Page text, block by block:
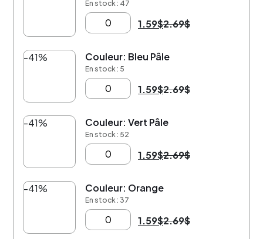
En stock : 47
1.59$2.69$
-41% Couleur: Bleu Pâle
En stock : 5
1.59$2.69$
-41% Couleur: Vert Pâle
En stock : 52
1.59$2.69$
-41% Couleur: Orange
En stock : 37
1.59$2.69$